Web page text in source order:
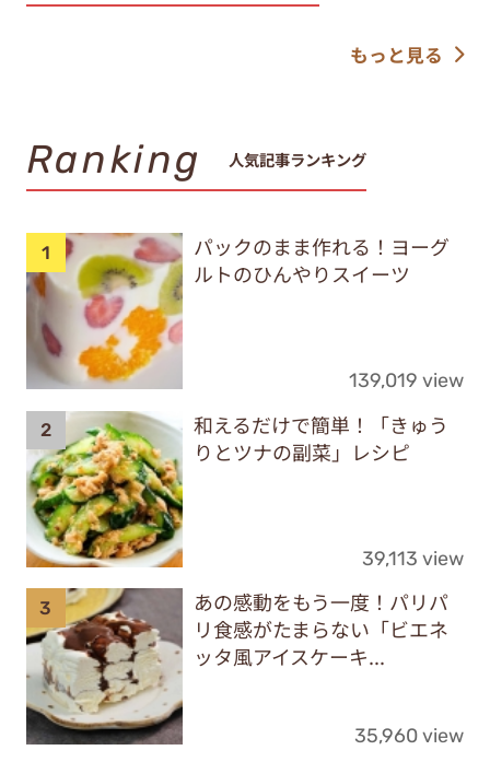
もっと見る
Ranking 人気記事ランキング
パックのまま作れる！ヨーグ
ルトのひんやりスイーツ
139,019 view
和えるだけで簡単！「きゅう
りとツナの副菜」レシピ
39,113 view
あの感動をもう一度！パリパ
リ食感がたまらない「ビエネ
ッタ風アイスケーキ...
35,960 view